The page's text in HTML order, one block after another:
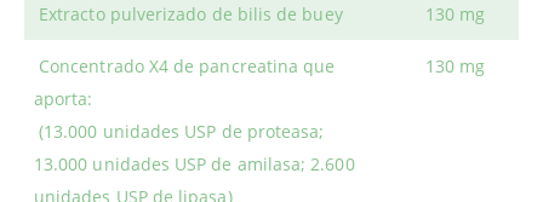
Extracto pulverizado de bilis de buey 130 mg
Concentrado X4 de pancreatina que
aporta:
(13.000 unidades USP de proteasa;
13.000 unidades USP de amilasa; 2.600
unidades USP de lipasa)
130 mg